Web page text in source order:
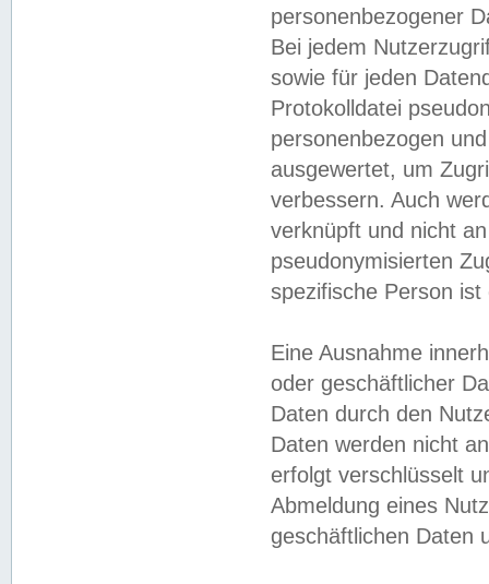
personenbezogener
Bei jedem
sowie für jeden
Protokolldatei
personenbezogen
ausgewertet, um
verbessern. Auch
verknüpft und nicht
pseudonymisierten
spezifische Person
Eine Ausnahme
oder geschäftlicher
Daten durch den
Daten werden nicht
erfolgt verschlüsselt
Abmeldung eines
geschäftlichen Daten